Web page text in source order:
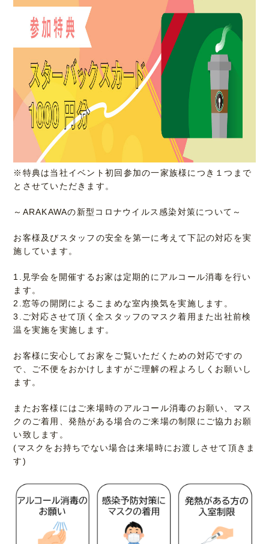
※特典は当社イベント初回参加の一家族様につき１つまで
とさせていただきます。
～ARAKAWAの新型コロナウイルス感染対策について～
お客様及びスタッフの安全を第一に考えて下記の対応を実
施しています。
1.見学会を開催するお家は定期的にアルコール消毒を行い
ます。
2.窓等の開閉によるこまめな室内換気を実施します。
3.ご対応させて頂く全スタッフのマスク着用また出社前検
温を実施を実施します。
お客様に安心してお家をご覧いただくための対応ですの
で、ご不便をおかけしますがご理解の程よろしくお願いし
ます。
またお客様にはご来場時のアルコール消毒のお願い、マス
クのご着用、発熱がある場合のご来場の制限にご協力お願
い致します。
(マスクをお持ちでない場合は来場時にお渡しさせて頂きま
す)